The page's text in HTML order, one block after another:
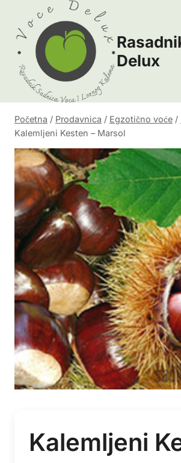
content
Delux
Početna / Prodavnica / Egzotično voće /
Kalemljeni Kesten – Marsol
Kalemljeni